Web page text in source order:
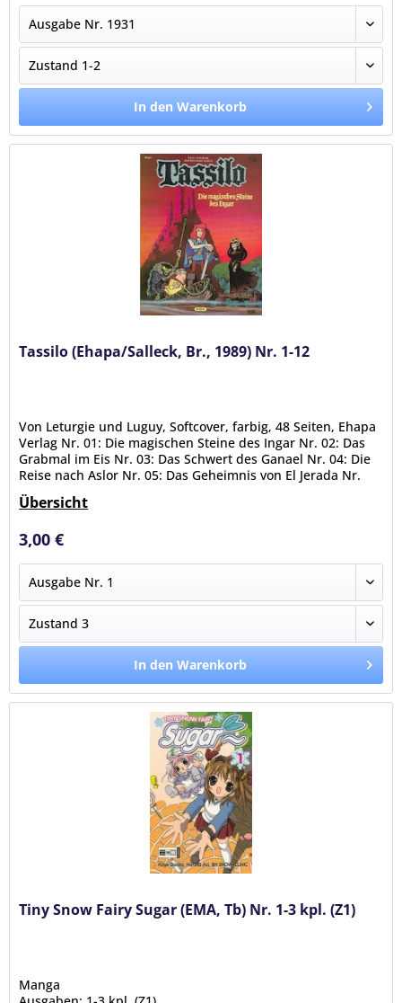
In den Warenkorb
Tassilo (Ehapa/Salleck, Br., 1989) Nr. 1-12
Von Leturgie und Luguy, Softcover, farbig, 48 Seiten, Ehapa
Verlag Nr. 01: Die magischen Steine des Ingar Nr. 02: Das
Grabmal im Eis Nr. 03: Das Schwert des Ganael Nr. 04: Die
Reise nach Aslor Nr. 05: Das Geheimnis von El Jerada Nr.
06:...
Übersicht
3,00 €
In den Warenkorb
Tiny Snow Fairy Sugar (EMA, Tb) Nr. 1-3 kpl. (Z1)
Manga